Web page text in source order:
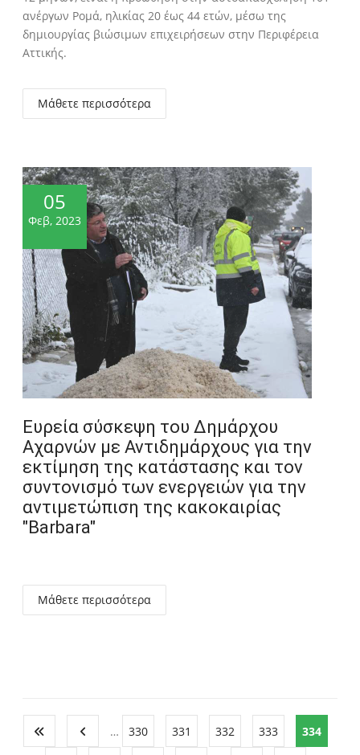
ανέργων Ρομά, ηλικίας 20 έως 44 ετών, μέσω της
δημιουργίας βιώσιμων επιχειρήσεων στην Περιφέρεια
Αττικής.
Μάθετε περισσότερα
05
Φεβ, 2023
Ευρεία σύσκεψη του Δημάρχου
Αχαρνών με Αντιδημάρχους για την
εκτίμηση της κατάστασης και τον
συντονισμό των ενεργειών για την
αντιμετώπιση της κακοκαιρίας
"Barbara"
Μάθετε περισσότερα
… 330 331 332 333 334